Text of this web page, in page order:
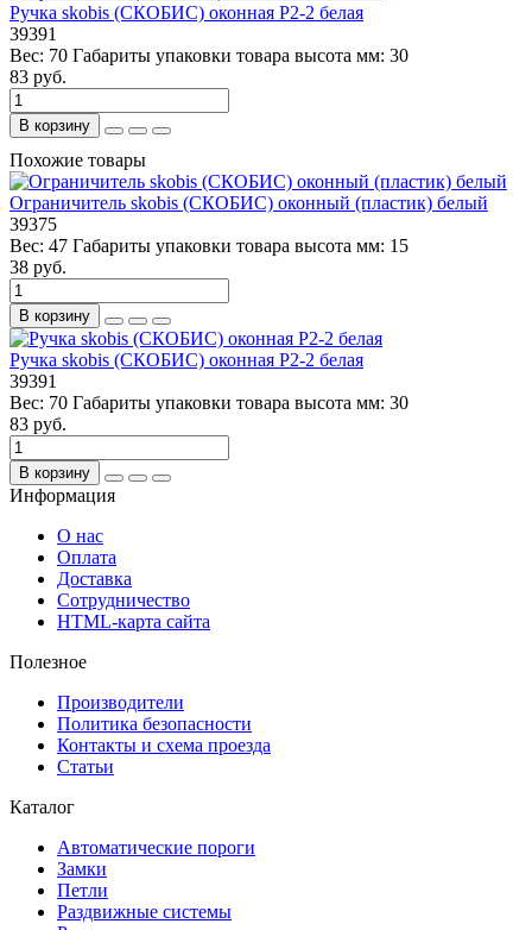
Ручка skobis (СКОБИС) оконная Р2-2 белая
39391
Вес: 70 Габариты упаковки товара высота мм: 30
83 руб.
В корзину
Похожие товары
Ограничитель skobis (СКОБИС) оконный (пластик) белый
39375
Вес: 47 Габариты упаковки товара высота мм: 15
38 руб.
В корзину
Ручка skobis (СКОБИС) оконная Р2-2 белая
39391
Вес: 70 Габариты упаковки товара высота мм: 30
83 руб.
В корзину
Информация
О нас
Оплата
Доставка
Сотрудничество
HTML-карта сайта
Полезное
Производители
Политика безопасности
Контакты и схема проезда
Статьи
Каталог
Автоматические пороги
Замки
Петли
Раздвижные системы